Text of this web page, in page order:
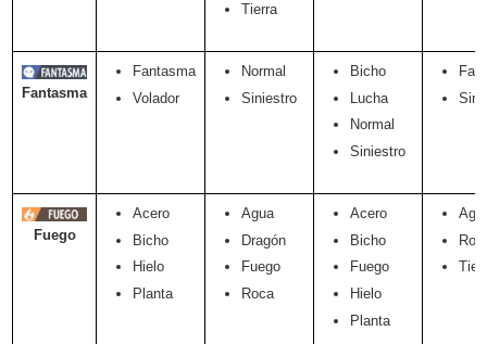
Tierra
Fantasma
Fantasma
Volador
Normal
Siniestro
Bicho
Lucha
Normal
Siniestro
Fuego
Acero
Bicho
Hielo
Planta
Agua
Dragón
Fuego
Roca
Acero
Bicho
Fuego
Hielo
Planta